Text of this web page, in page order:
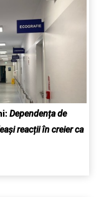
Dependența de
reacții în creier ca